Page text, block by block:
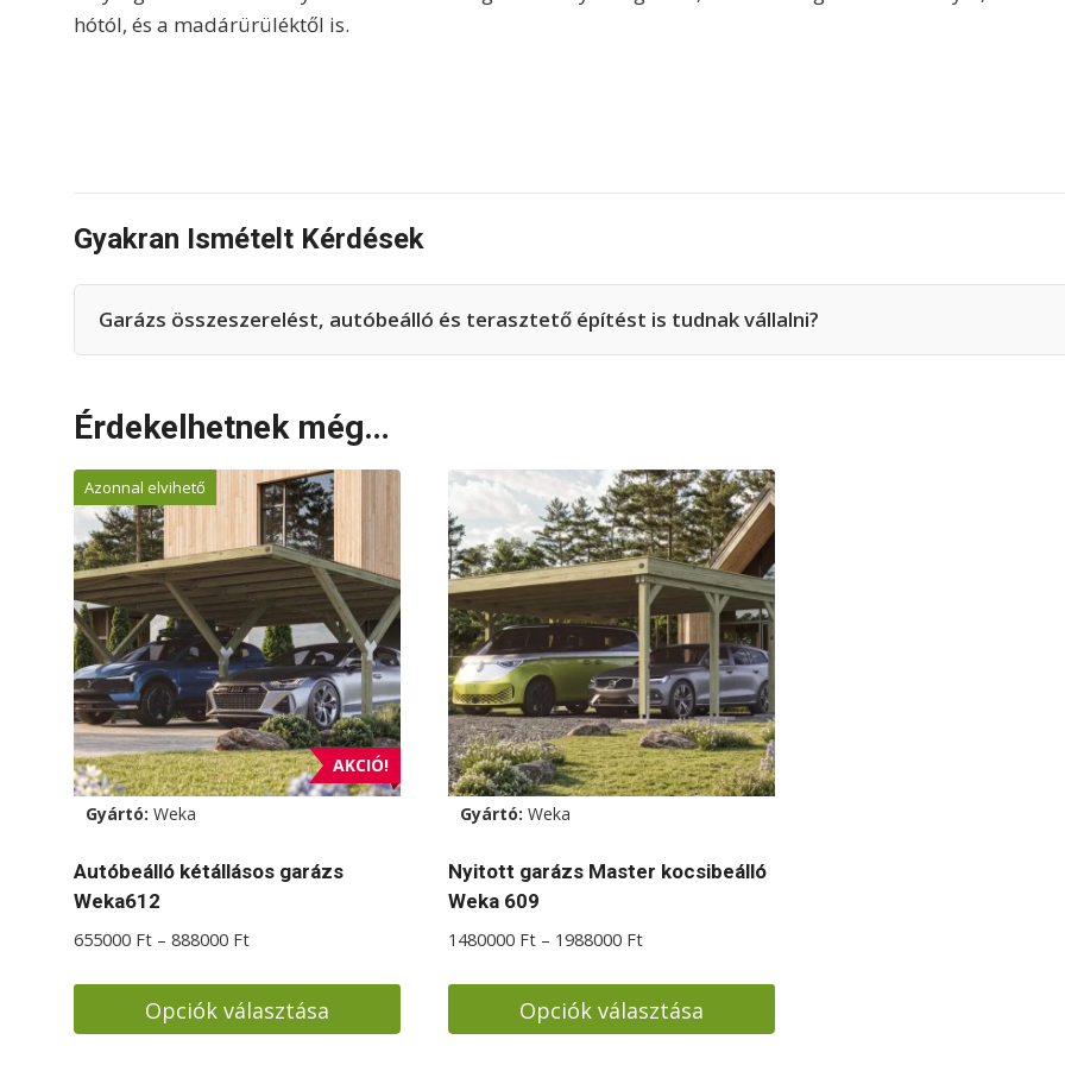
hótól, és a madárürüléktől is.
Gyakran Ismételt Kérdések
Garázs összeszerelést, autóbeálló és terasztető építést is tudnak vállalni?
Érdekelhetnek még…
AKCIÓ!
Azonnal elvihető
Gyártó: Weka
Autóbeálló kétállásos garázs
Weka612
655000 Ft – 888000 FtÁrtartomány:
-
888000 Ft
Opciók választása
Gyártó: Weka
Nyitott garázs Master kocsibeálló
Weka 609
1480000 Ft – 1988000 FtÁrtartomány:
-
1988000 Ft
Opciók választása